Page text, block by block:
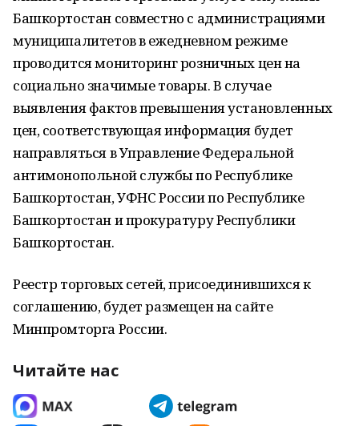
Башкортостан совместно с администрациями
муниципалитетов в ежедневном режиме
проводится мониторинг розничных цен на
социально значимые товары. В случае
выявления фактов превышения установленных
цен, соответствующая информация будет
направляться в Управление Федеральной
антимонопольной службы по Республике
Башкортостан, УФНС России по Республике
Башкортостан и прокуратуру Республики
Башкортостан.
Реестр торговых сетей, присоединившихся к
соглашению, будет размещен на сайте
Минпромторга России.
Читайте нас